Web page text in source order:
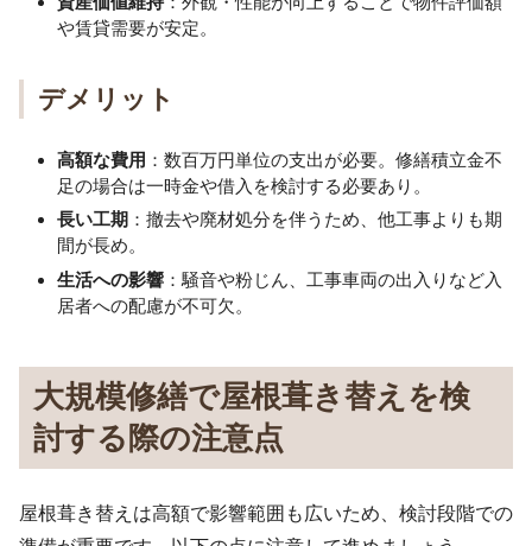
や賃貸需要が安定。
デメリット
高額な費用 ：数百万円単位の支出が必要。修繕積立金不
足の場合は一時金や借入を検討する必要あり。
長い工期 ：撤去や廃材処分を伴うため、他工事よりも期
間が長め。
生活への影響 ：騒音や粉じん、工事車両の出入りなど入
居者への配慮が不可欠。
大規模修繕で屋根葺き替えを検
討する際の注意点
屋根葺き替えは高額で影響範囲も広いため、検討段階での